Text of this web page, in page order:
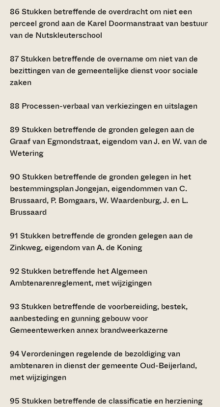
86 Stukken betreffende de overdracht om niet een
perceel grond aan de Karel Doormanstraat van bestuur
van de Nutskleuterschool
87Stukken betreffende de overname om niet van de
bezittingen van de gemeentelijke dienst voor sociale
zaken
88 Processen-verbaal van verkiezingen en uitslagen
89 Stukken betreffende de gronden gelegen aan de
Graaf van Egmondstraat, eigendom van J. en W. van de
Wetering
90 Stukken betreffende de gronden gelegen in het
bestemmingsplan Jongejan, eigendommen van C.
Brussaard, P. Bomgaars, W. Waardenburg, J. en L.
Brussaard
91 Stukken betreffende de gronden gelegen aan de
Zinkweg, eigendom van A. de Koning
92Stukken betreffende het Algemeen
Ambtenarenreglement, met wijzigingen
93Stukken betreffende de voorbereiding, bestek,
aanbesteding en gunning gebouw voor
Gemeentewerken annex brandweerkazerne
94Verordeningen regelende de bezoldiging van
ambtenaren in dienst der gemeente Oud-Beijerland,
met wijzigingen
95 Stukken betreffende de classificatie en herziening